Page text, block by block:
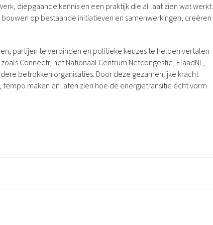
in Gelderland mogelijk.
en samenwerking,
en uitvoering kunnen
en middelen om zelf
de motor van de
diepgaande kennis en een praktijk die al laat zien wat werkt.
op bestaande initiatieven en samenwerkingen, creëren
partijen te verbinden en politieke keuzes te helpen vertalen
Connectr, het Nationaal Centrum Netcongestie, ElaadNL,
betrokken organisaties. Door deze gezamenlijke kracht
maken en laten zien hoe de energietransitie écht vorm